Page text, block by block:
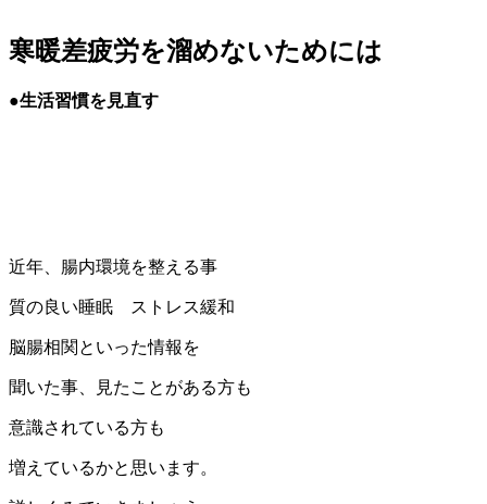
寒暖差疲労を溜めないためには
●生活習慣を見直す
近年、腸内環境を整える事
質の良い睡眠 ストレス緩和
脳腸相関といった情報を
聞いた事、見たことがある方も
意識されている方も
増えているかと思います。